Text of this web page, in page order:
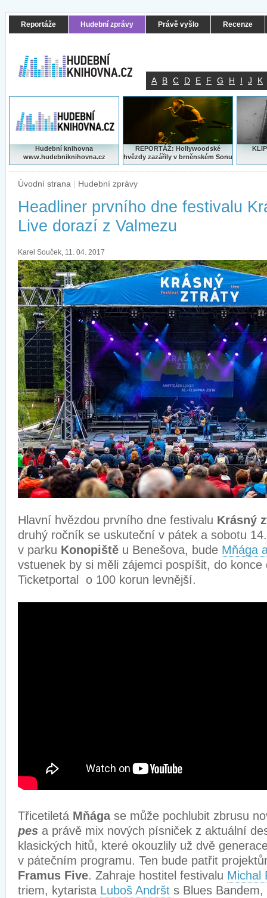
Reportáže Hudební zprávy Právě vyšlo Recenze
A B C D E F G H I J K
Hudební knihovna
www.hudebniknihovna.cz
REPORTÁŽ: Hollywoodské
hvězdy zazářily v brněnském Sonu
Úvodní strana | Hudební zprávy
Headliner prvního dne festivalu
Live dorazí z Valmezu
Karel Souček, 11. 04. 2017
Hlavní hvězdou prvního dne festivalu Krásný
druhý ročník se uskuteční v pátek a sobotu
v parku Konopiště u Benešova, bude Mňága
vstuenek by si měli zájemci pospíšit, do
Ticketportal o 100 korun levnější.
Třicetiletá Mňágase může pochlubit zbrusu
pes a právě mix nových písniček z aktuální
klasických hitů, které okouzlily už dvě
v pátečním programu. Ten bude patřit
Framus Five. Zahraje hostitel festivalu Michal
triem, kytarista Luboš Andršt s Blues